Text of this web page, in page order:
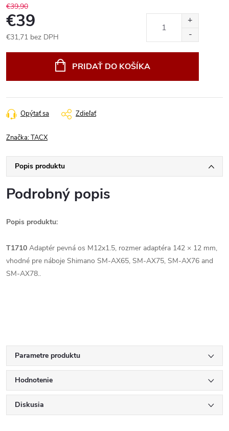
€39,90
€39
€31,71 bez DPH
PRIDAŤ DO KOŠÍKA
Opýtať sa Zdieľať
Značka:TACX
Popis produktu
Podrobný popis
Popis produktu:
T1710 Adaptér pevná os M12x1.5, rozmer adaptéra 142 × 12 mm,
vhodné pre náboje Shimano SM-AX65, SM-AX75, SM-AX76 and
SM-AX78..
Parametre produktu
Hodnotenie
Diskusia